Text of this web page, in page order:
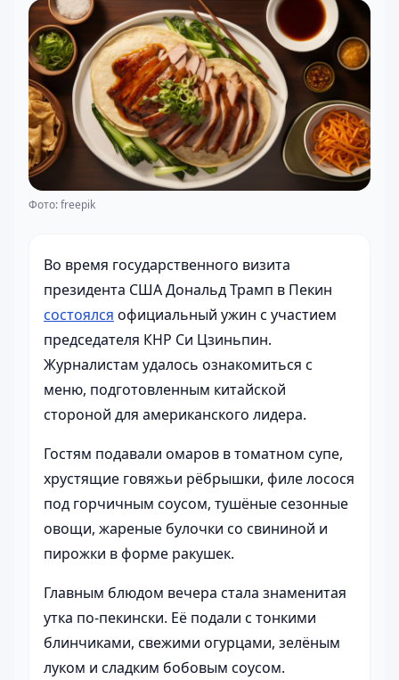
Фото: freepik
Во время государственного визита
президента США Дональд Трамп в Пекин
состоялся официальный ужин с участием
председателя КНР Си Цзиньпин.
Журналистам удалось ознакомиться с
меню, подготовленным китайской
стороной для американского лидера.
Гостям подавали омаров в томатном супе,
хрустящие говяжьи рёбрышки, филе лосося
под горчичным соусом, тушёные сезонные
овощи, жареные булочки со свининой и
пирожки в форме ракушек.
Главным блюдом вечера стала знаменитая
утка по-пекински. Её подали с тонкими
блинчиками, свежими огурцами, зелёным
луком и сладким бобовым соусом.